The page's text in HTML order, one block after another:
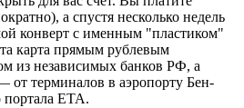
а спустя несколько недель
конверт с именным "пластиком"
карта прямым рублевым
из независимых банков РФ, а
от терминалов в аэропорту Бен-
ETA.